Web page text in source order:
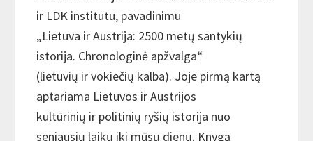
ir LDK institutu, pavadinimu
„Lietuva ir Austrija: 2500 metų santykių
istorija. Chronologinė apžvalga“
(lietuvių ir vokiečių kalba). Joje pirmą kartą
aptariama Lietuvos ir Austrijos
kultūrinių ir politinių ryšių istorija nuo
seniausių laikų iki mūsų dienų. Knygą